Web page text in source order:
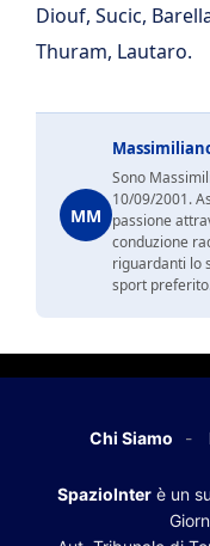
Diouf, Sucic,
Thuram, Lautaro.
MM
Sono
10/09/2001.
passione
conduzione
riguardanti lo
sport
Chi Siamo
SpazioInter è un